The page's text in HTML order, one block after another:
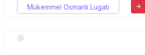
Mükemmel Osmanlı Lugatı